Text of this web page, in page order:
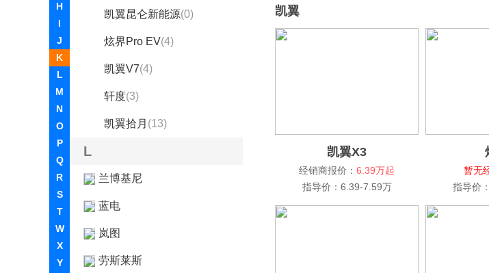
H
I
J
K
L
M
N
O
P
Q
R
S
T
W
X
Y
凯翼昆仑新能源(0)
炫界Pro EV(4)
凯翼V7(4)
轩度(3)
凯翼拾月 (13)
L
兰博基尼
蓝电
岚图
劳斯莱斯
凯翼
凯翼X3
经销商报价： 6.39万起
指导价：6.39-7.59万
暂无
指导价